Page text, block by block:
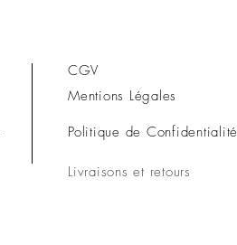
CGV
Mentions Légales
Politique de Confidentialité
Livraisons et retours